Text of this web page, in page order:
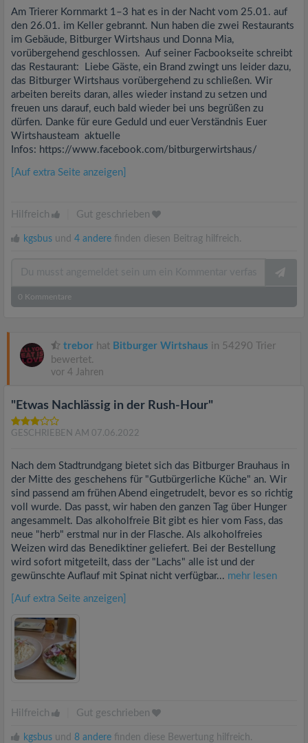
Am Trierer Kornmarkt 1–3 hat es in der Nacht vom 25.01. auf
den 26.01. im Keller gebrannt. Nun haben die zwei Restaurants
im Gebäude, Bitburger Wirtshaus und Donna Mia,
vorübergehend geschlossen. Auf seiner Facbookseite schreibt
das Restaurant: Liebe Gäste, ein Brand zwingt uns leider dazu,
das Bitburger Wirtshaus vorübergehend zu schließen. Wir
arbeiten bereits daran, alles wieder instand zu setzen und
freuen uns darauf, euch bald wieder bei uns begrüßen zu
dürfen. Danke für eure Geduld und euer Verständnis Euer
Wirtshausteam aktuelle
Infos: https://www.facebook.com/bitburgerwirtshaus/
[Auf extra Seite anzeigen]
Hilfreich Gut geschrieben
kgsbus und 4 andere finden diesen Beitrag hilfreich.
0 Kommentare
trebor hat Bitburger Wirtshaus in 54290 Trier
bewertet.
vor 4 Jahren
"Etwas Nachlässig in der Rush-Hour"
GESCHRIEBEN AM 07.06.2022
Nach dem Stadtrundgang bietet sich das Bitburger Brauhaus in
der Mitte des geschehens für "Gutbürgerliche Küche" an. Wir
sind passend am frühen Abend eingetrudelt, bevor es so richtig
voll wurde. Das passt, wir haben den ganzen Tag über Hunger
angesammelt. Das alkoholfreie Bit gibt es hier vom Fass, das
neue "herb" erstmal nur in der Flasche. Als alkoholfreies
Weizen wird das Benediktiner geliefert. Bei der Bestellung
wird sofort mitgeteilt, dass der "Lachs" alle ist und der
gewünschte Auflauf mit Spinat nicht verfügbar... mehr lesen
[Auf extra Seite anzeigen]
Hilfreich Gut geschrieben
kgsbus und 8 andere finden diese Bewertung hilfreich.